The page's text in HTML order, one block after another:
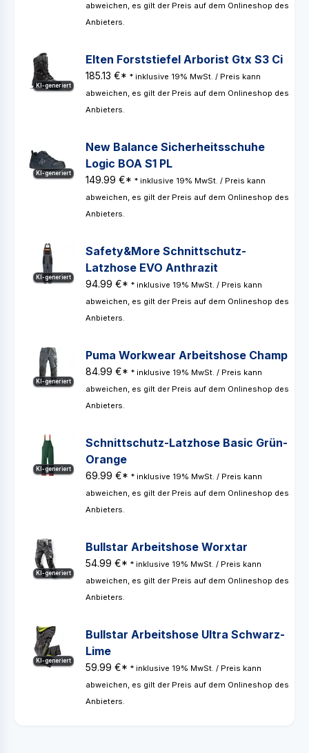
abweichen, es gilt der Preis auf dem Onlineshop des
Anbieters.
KI-generiert
Elten Forststiefel Arborist Gtx S3 Ci
185.13 €* * inklusive 19% MwSt. / Preis kann
abweichen, es gilt der Preis auf dem Onlineshop des
Anbieters.
KI-generiert
New Balance Sicherheitsschuhe
Logic BOA S1 PL
149.99 €* * inklusive 19% MwSt. / Preis kann
abweichen, es gilt der Preis auf dem Onlineshop des
Anbieters.
KI-generiert
Safety&More Schnittschutz-
Latzhose EVO Anthrazit
94.99 €* * inklusive 19% MwSt. / Preis kann
abweichen, es gilt der Preis auf dem Onlineshop des
Anbieters.
KI-generiert
Puma Workwear Arbeitshose Champ
84.99 €* * inklusive 19% MwSt. / Preis kann
abweichen, es gilt der Preis auf dem Onlineshop des
Anbieters.
KI-generiert
Schnittschutz-Latzhose Basic Grün-
Orange
69.99 €* * inklusive 19% MwSt. / Preis kann
abweichen, es gilt der Preis auf dem Onlineshop des
Anbieters.
KI-generiert
Bullstar Arbeitshose Worxtar
54.99 €* * inklusive 19% MwSt. / Preis kann
abweichen, es gilt der Preis auf dem Onlineshop des
Anbieters.
KI-generiert
Bullstar Arbeitshose Ultra Schwarz-
Lime
59.99 €* * inklusive 19% MwSt. / Preis kann
abweichen, es gilt der Preis auf dem Onlineshop des
Anbieters.